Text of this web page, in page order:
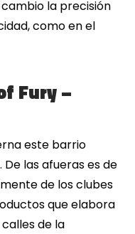
la precisión
como en el
Fury –
este barrio
las afueras es de
de los clubes
que elabora
de la